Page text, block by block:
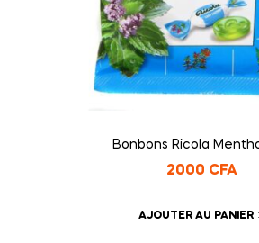
Bonbons Ricola
2000 CFA
AJOUTER AU PANIER